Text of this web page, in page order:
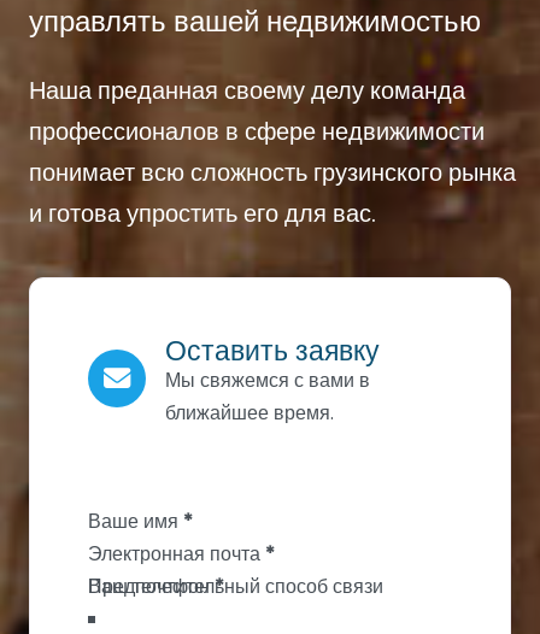
управлять вашей недвижимостью
Наша преданная своему делу команда
профессионалов в сфере недвижимости
понимает всю сложность грузинского рынка
и готова упростить его для вас.
Оставить заявку
Мы свяжемся с вами в
ближайшее время.
Ваше имя *
Электронная почта *
Ваш телефон *